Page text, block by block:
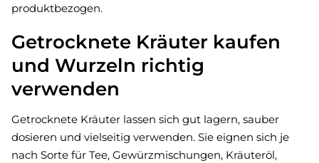
produktbezogen.
Getrocknete Kräuter kaufen
und Wurzeln richtig
verwenden
Getrocknete Kräuter lassen sich gut lagern, sauber
dosieren und vielseitig verwenden. Sie eignen sich je
nach Sorte für Tee, Gewürzmischungen, Kräuteröl,